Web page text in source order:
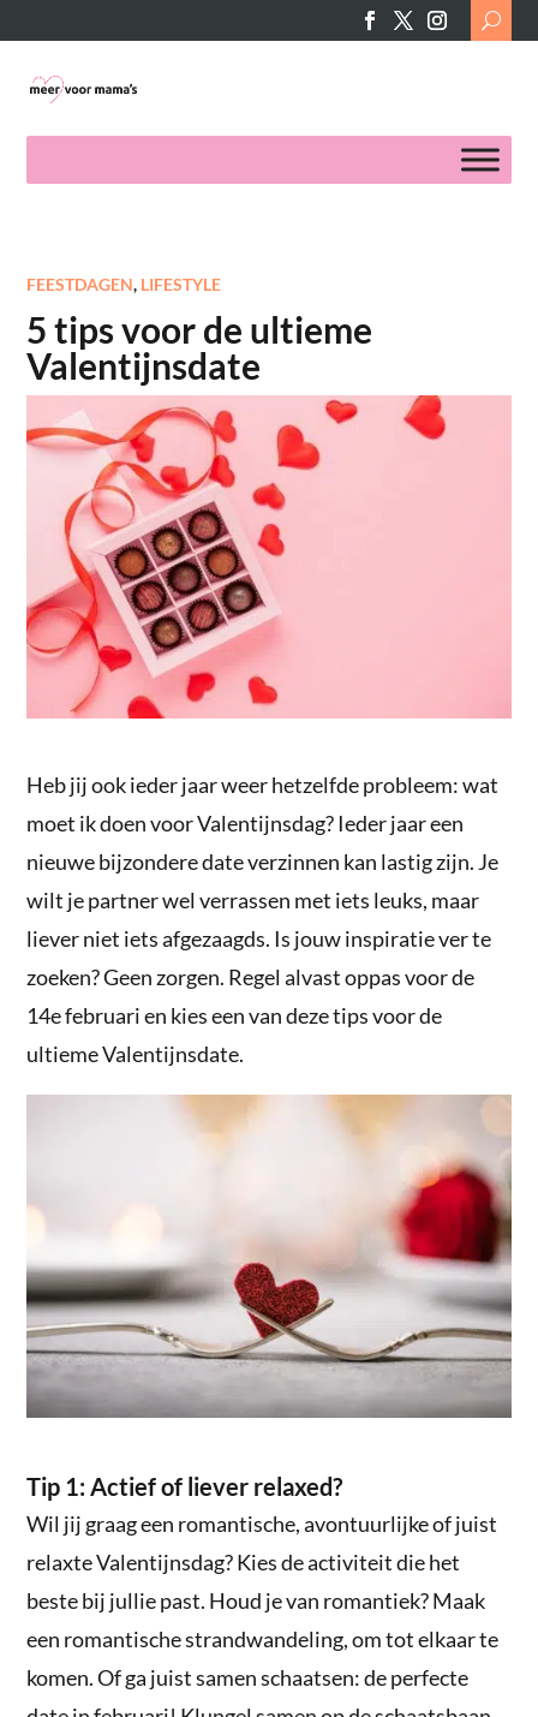
Search
for:
FEESTDAGEN, LIFESTYLE
5 tips voor de ultieme
Valentijnsdate
Heb jij ook ieder jaar weer hetzelfde probleem: wat
moet ik doen voor Valentijnsdag? Ieder jaar een
nieuwe bijzondere date verzinnen kan lastig zijn. Je
wilt je partner wel verrassen met iets leuks, maar
liever niet iets afgezaagds. Is jouw inspiratie ver te
zoeken? Geen zorgen. Regel alvast oppas voor de
14e februari en kies een van deze tips voor de
ultieme Valentijnsdate.
Tip 1: Actief of liever relaxed?
Wil jij graag een romantische, avontuurlijke of juist
relaxte Valentijnsdag? Kies de activiteit die het
beste bij jullie past. Houd je van romantiek? Maak
een romantische strandwandeling, om tot elkaar te
komen. Of ga juist samen schaatsen: de perfecte